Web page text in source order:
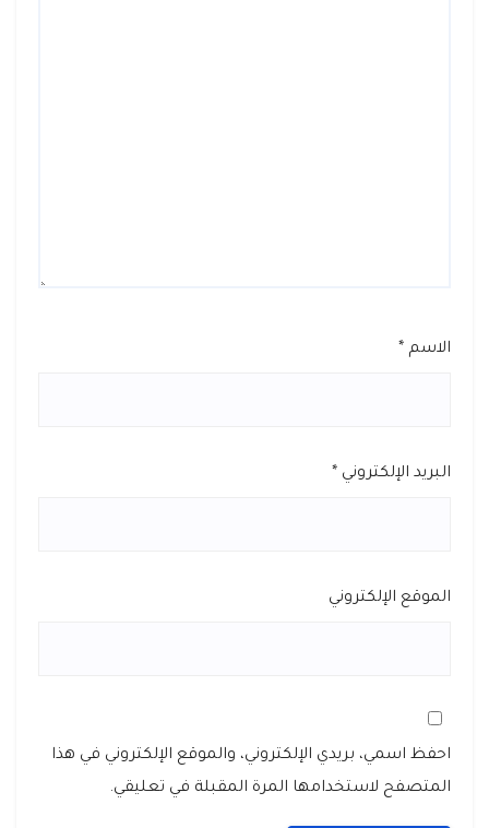
الاسم *
البريد الإلكتروني *
الموقع الإلكتروني
احفظ اسمي، بريدي الإلكتروني، والموقع الإلكتروني في هذا
المتصفح لاستخدامها المرة المقبلة في تعليقي.